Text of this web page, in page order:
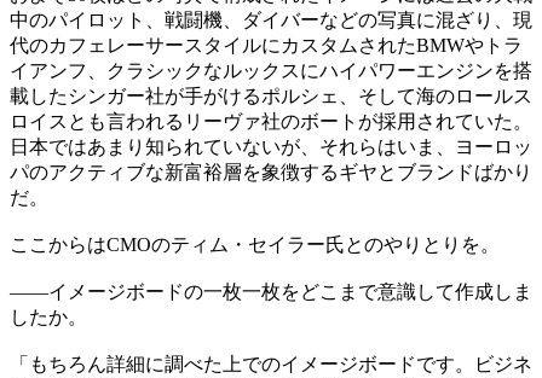
中のパイロット、戦闘機、ダイバーなどの写真に混ざり、現
代のカフェレーサースタイルにカスタムされたBMWやトラ
イアンフ、クラシックなルックスにハイパワーエンジンを搭
載したシンガー社が手がけるポルシェ、そして海のロールス
ロイスとも言われるリーヴァ社のボートが採用されていた。
日本ではあまり知られていないが、それらはいま、ヨーロッ
パのアクティブな新富裕層を象徴するギヤとブランドばかり
だ。
ここからはCMOのティム・セイラー氏とのやりとりを。
——イメージボードの一枚一枚をどこまで意識して作成しま
したか。
「もちろん詳細に調べた上でのイメージボードです。ビジネ